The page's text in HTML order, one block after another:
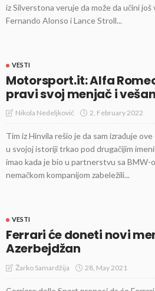
iz Silverstona veruje da može da učini
Fernando Alonso i Lance Stroll...
VESTI
Motorsport.it: Alfa
pravi svoj menjač i
Nikola Nedeljković 2, February 2022
Tim iz Hinvila rešio je da sam izrađuje
u svojoj istoriji trkao pod drugačijim
imao kada je bio u partnerstvu sa BMW-
nemačkom kompanijom zabeležili...
VESTI
Ferrari će doneti novi
Azerbejdžan
Žarko Samardžija 28, May 2021